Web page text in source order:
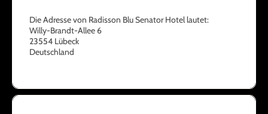
Die Adresse von Radisson Blu Senator Hotel lautet:
Willy-Brandt-Allee 6
23554 Lübeck
Deutschland